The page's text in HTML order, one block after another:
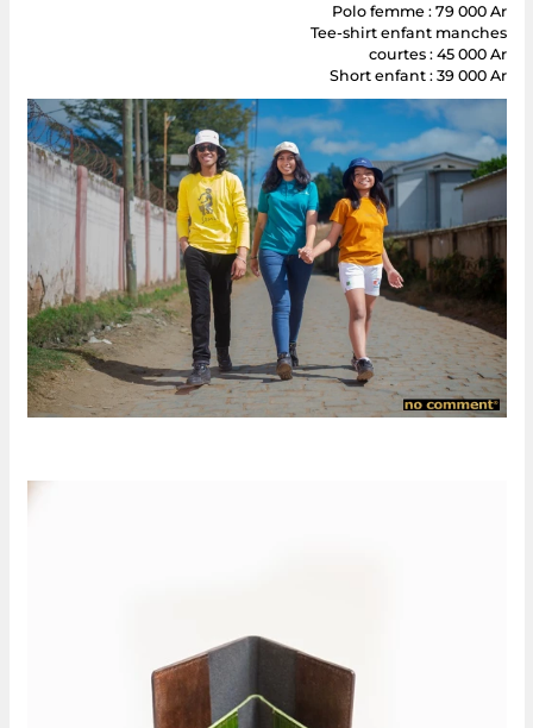
Polo femme : 79 000 Ar
Tee-shirt enfant manches
courtes : 45 000 Ar
Short enfant : 39 000 Ar